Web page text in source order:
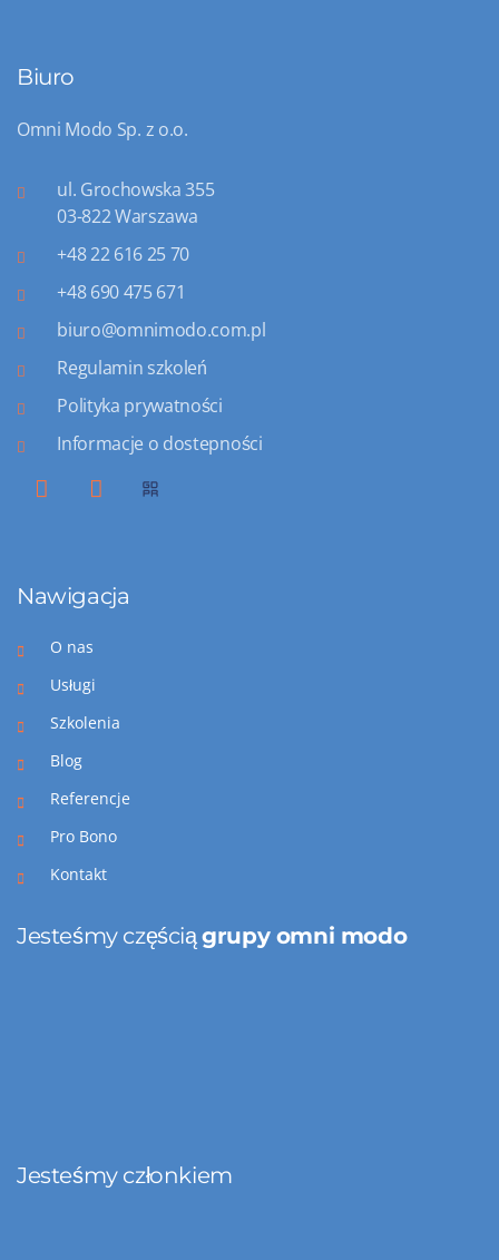
Biuro
Omni Modo Sp. z o.o.
ul. Grochowska 355
03-822 Warszawa
+48 22 616 25 70
+48 690 475 671
biuro@omnimodo.com.pl
Regulamin szkoleń
Polityka prywatności
Informacje o dostepności
Nawigacja
O nas
Usługi
Szkolenia
Blog
Referencje
Pro Bono
Kontakt
Jesteśmy częściągrupy omni modo
Jesteśmy członkiem